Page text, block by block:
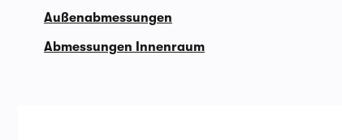
Außenabmessungen
Abmessungen Innenraum